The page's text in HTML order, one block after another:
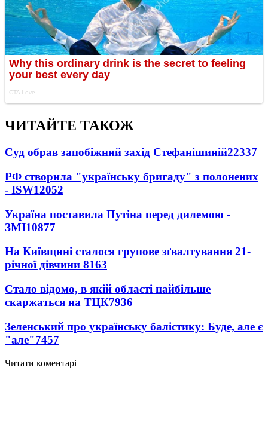
ЧИТАЙТЕ ТАКОЖ
Суд обрав запобіжний захід Стефанішиній22337
РФ створила "українську бригаду" з полонених
- ISW12052
Україна поставила Путіна перед дилемою -
ЗМІ10877
На Київщині сталося групове зґвалтування 21-
річної дівчини 8163
Стало відомо, в якій області найбільше
скаржаться на ТЦК7936
Зеленський про українську балістику: Буде, але є
"але"7457
Читати коментарі